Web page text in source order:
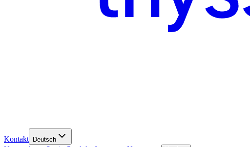
Kontakt Deutsch